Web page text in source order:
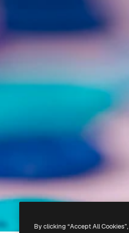
By clicking “Accept All